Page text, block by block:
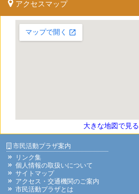
アクセスマップ
大きな地図で見る
市民活動プラザ案内
リンク集
個人情報の取扱いについて
サイトマップ
アクセス・交通機関のご案内
市民活動プラザとは